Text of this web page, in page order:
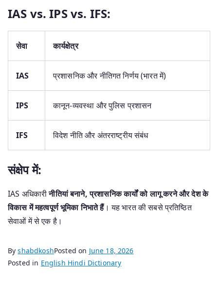
IAS vs. IPS vs. IFS:
सेवा कार्यक्षेत्र
IAS प्रशासनिक और नीतिगत निर्णय (भारत में)
IPS कानून-व्यवस्था और पुलिस प्रशासन
IFS विदेश नीति और अंतरराष्ट्रीय संबंध
संक्षेप में:
IAS अधिकारीनीतियां बनाने, प्रशासनिक कार्यों को लागू करने और देश के
विकास में महत्वपूर्ण भूमिका निभाते हैं। यह भारत की सबसे प्रतिष्ठित
सेवाओं में से एक है।
ByshabdkoshPosted on June 18, 2026
Posted in English Hindi Dictionary